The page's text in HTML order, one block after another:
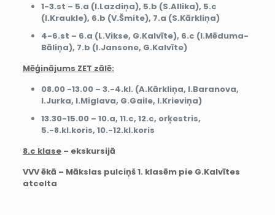
1-3.st – 5.a (I.Lazdiņa), 5.b (S.Allika), 5.c
(I.Kraukle), 6.b (V.Šmite), 7.a (S.Kārkliņa)
4-6.st – 6.a (L.Vikse, G.Kalvīte), 6.c (I.Mēduma-
Bāliņa), 7.b (I.Jansone, G.Kalvīte)
Mēģinājums ZET zālē:
08.00 -13.00 – 3.-4.kl. (A.Kārkliņa, I.Baranova,
I.Jurka, I.Miglava, G.Gaile, I.Krieviņa)
13.30-15.00 – 10.a, 11.c, 12.c, orķestris,
5.-8.kl.koris, 10.-12.kl.koris
8.c klase– ekskursijā
VVV ēkā – Mākslas pulciņš 1. klasēm pie G.Kalvītes
atcelta